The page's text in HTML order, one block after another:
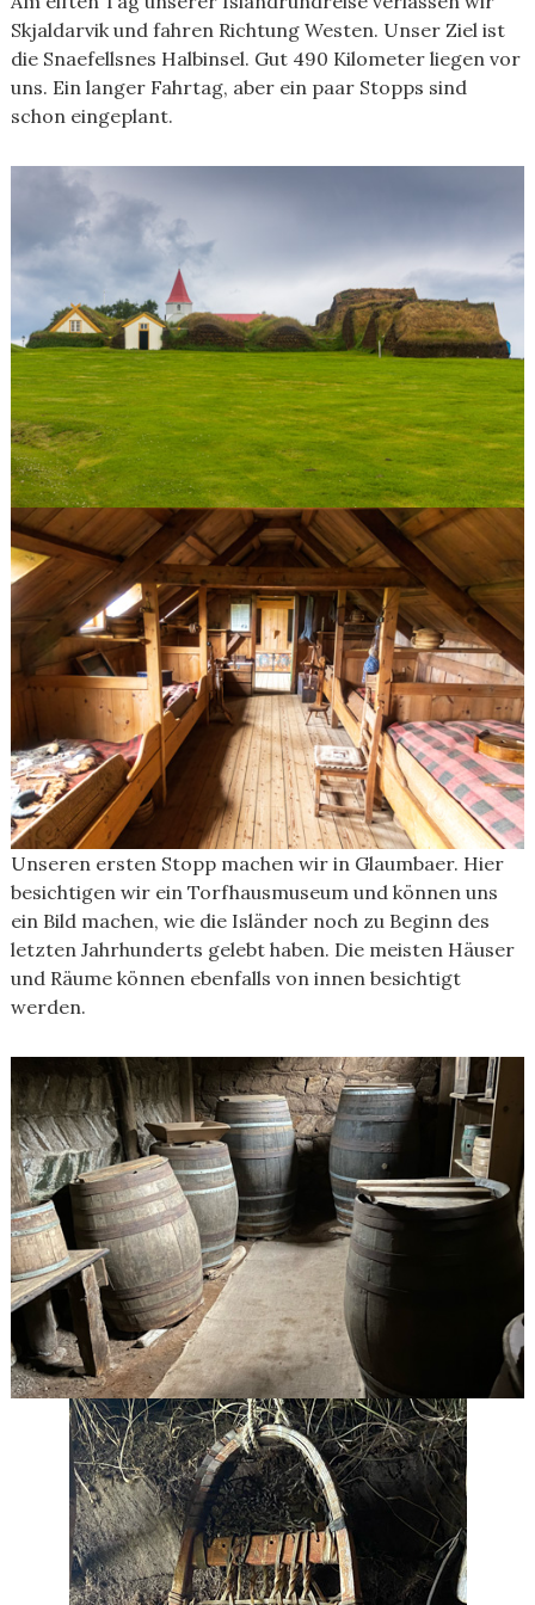
Skjaldarvik und fahren Richtung Westen. Unser Ziel ist
die Snaefellsnes Halbinsel. Gut 490 Kilometer liegen vor
uns. Ein langer Fahrtag, aber ein paar Stopps sind
schon eingeplant.
Unseren ersten Stopp machen wir in Glaumbaer. Hier
besichtigen wir ein Torfhausmuseum und können uns
ein Bild machen, wie die Isländer noch zu Beginn des
letzten Jahrhunderts gelebt haben. Die meisten Häuser
und Räume können ebenfalls von innen besichtigt
werden.